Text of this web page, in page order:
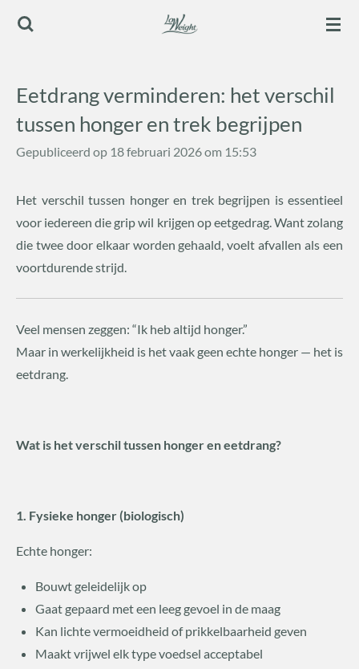
Ga
deEetdrang verminderen: het verschil
tussen honger en trek begrijpen
Gepubliceerd op 18 februari 2026 om 15:53
Het verschil tussen honger en trek begrijpen is essentieel
voor iedereen die grip wil krijgen op eetgedrag. Want zolang
die twee door elkaar worden gehaald, voelt afvallen als een
voortdurende strijd.
Veel mensen zeggen: “Ik heb altijd honger.”
Maar in werkelijkheid is het vaak geen echte honger — het is
eetdrang.
Wat is het verschil tussen honger en eetdrang?
1. Fysieke honger (biologisch)
Echte honger:
Bouwt geleidelijk op
Gaat gepaard met een leeg gevoel in de maag
Kan lichte vermoeidheid of prikkelbaarheid geven
Maakt vrijwel elk type voedsel acceptabel